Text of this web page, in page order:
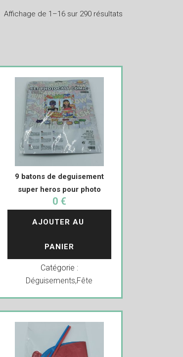
Affichage de 1–16 sur 290 résultats
9 batons de deguisement
super heros pour photo
0 €
AJOUTER AU
PANIER
Catégorie :
Déguisements,Fête